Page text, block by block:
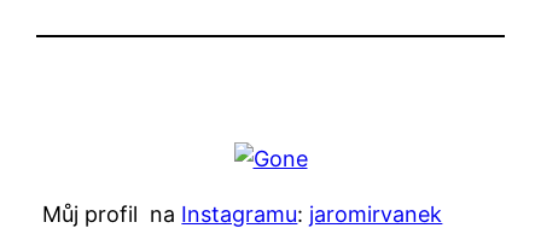
Můj profil na Instagramu: jaromirvanek